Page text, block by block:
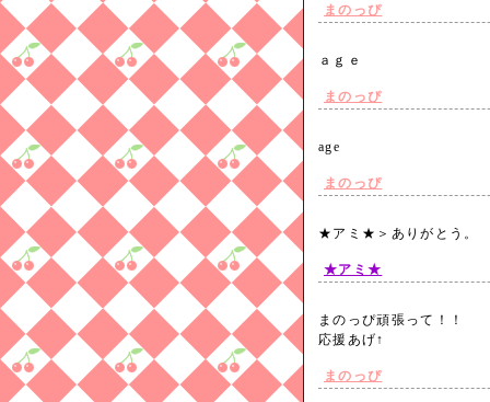
まのっぴ
ａｇｅ
まのっぴ
age
まのっぴ
★アミ★＞ありがとう
★アミ★
まのっぴ頑張って！！
応援あげ↑
まのっぴ